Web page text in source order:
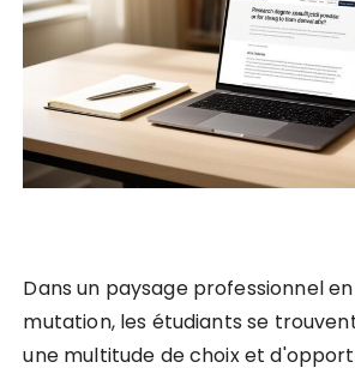
Dans un paysage professionnel
mutation, les étudiants se
une multitude de choix et